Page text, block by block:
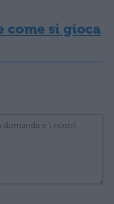
come si gioca